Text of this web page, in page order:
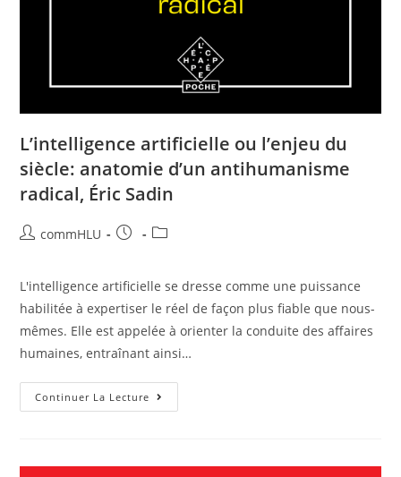
L’intelligence artificielle ou l’enjeu du
siècle: anatomie d’un antihumanisme
radical, Éric Sadin
commHLU
L'intelligence artificielle se dresse comme une puissance
habilitée à expertiser le réel de façon plus fiable que nous-
mêmes. Elle est appelée à orienter la conduite des affaires
humaines, entraînant ainsi…
Continuer La Lecture